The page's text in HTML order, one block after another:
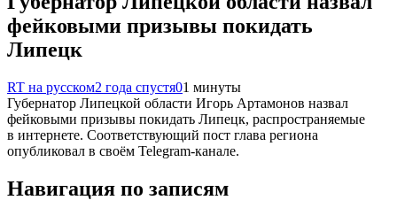
фейковыми призывы покидать
Липецк
RT на русском2 года спустя01 минуты
Губернатор Липецкой области Игорь Артамонов назвал
фейковыми призывы покидать Липецк, распространяемые
в интернете. Соответствующий пост глава региона
опубликовал в своём Telegram-канале.
Навигация по записям